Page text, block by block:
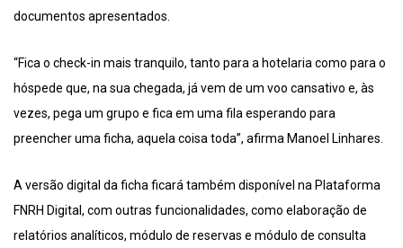
documentos apresentados.
“Fica o check-in mais tranquilo, tanto para a hotelaria como para o
hóspede que, na sua chegada, já vem de um voo cansativo e, às
vezes, pega um grupo e fica em uma fila esperando para
preencher uma ficha, aquela coisa toda”, afirma Manoel Linhares.
A versão digital da ficha ficará também disponível na Plataforma
FNRH Digital, com outras funcionalidades, como elaboração de
relatórios analíticos, módulo de reservas e módulo de consulta